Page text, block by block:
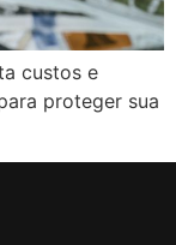
custos e
proteger sua